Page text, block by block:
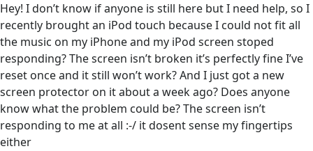
Hey! I don’t know if anyone is still here but I need help, so I
recently brought an iPod touch because I could not fit all
the music on my iPhone and my iPod screen stoped
responding? The screen isn’t broken it’s perfectly fine I’ve
reset once and it still won’t work? And I just got a new
screen protector on it about a week ago? Does anyone
know what the problem could be? The screen isn’t
responding to me at all :-/ it dosent sense my fingertips
either